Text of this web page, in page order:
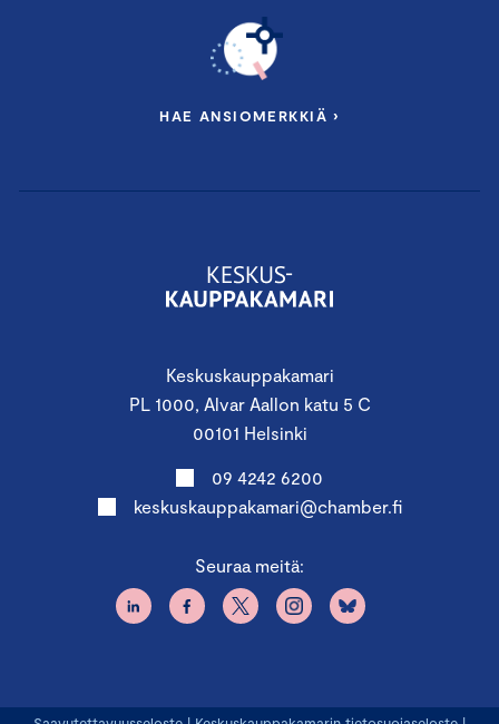
Keskuskauppakamari
PL 1000, Alvar Aallon katu 5 C
00101 Helsinki
09 4242 6200
keskuskauppakamari@chamber.fi
Seuraa meitä:
HAE ANSIOMERKKIÄ ›